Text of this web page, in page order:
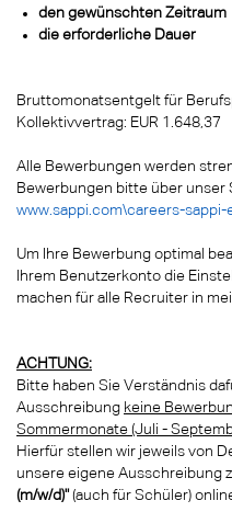
den gewünschten Zeitraum
die erforderliche Dauer
Bruttomonatsentgelt für
Kollektivvertrag: EUR 1.648,37
Alle Bewerbungen werden
Bewerbungen bitte über unser
www.sappi.com\careers-sappi-
Um Ihre Bewerbung optimal
Ihrem Benutzerkonto die
machen für alle Recruiter in
ACHTUNG:
Bitte haben Sie Verständnis
Ausschreibung keine
Sommermonate (Juli -
Hierfür stellen wir jeweils von
unsere eigene Ausschreibung
(m/w/d)" (auch für Schüler)